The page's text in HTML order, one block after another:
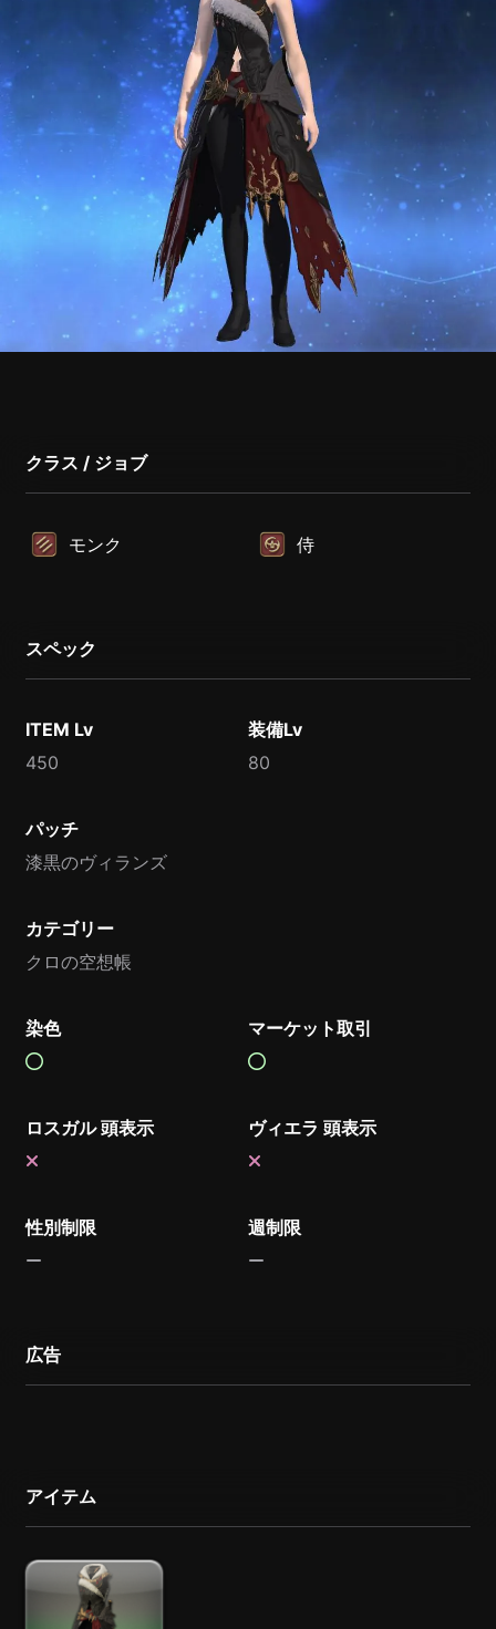
クラス / ジョブ
モンク 侍
スペック
ITEM Lv
450
装備Lv
80
パッチ
漆黒のヴィランズ
カテゴリー
クロの空想帳
染色 マーケット取引
ロスガル 頭表示 ヴィエラ 頭表示
性別制限 週制限
広告
アイテム